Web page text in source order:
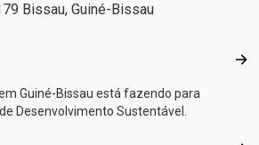
Bissau, Guiné-Bissau
Guiné-Bissau está fazendo para
Desenvolvimento Sustentável.